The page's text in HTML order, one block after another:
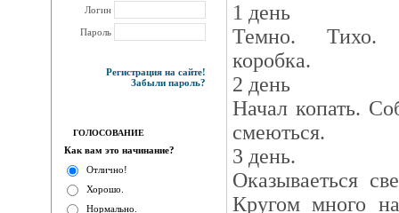
Логин
Пароль
Регистрация на сайте!
Забыли пароль?
ГОЛОСОВАНИЕ
Как вам это начинание?
Отлично!
Хорошо.
Нормально.
1 день
Темно. Тихо.
коробка.
2 день
Начал копать.
смеються.
3 день.
Оказываеться
Кругом много